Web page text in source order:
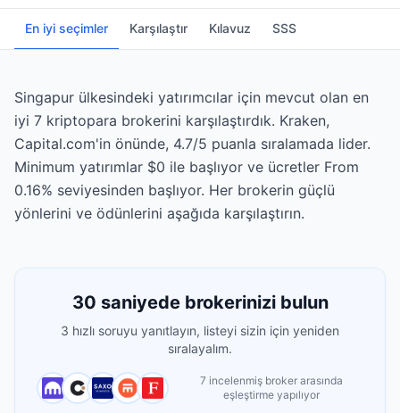
En iyi seçimler Karşılaştır Kılavuz SSS
Singapur ülkesindeki yatırımcılar için mevcut olan en
iyi 7 kriptopara brokerini karşılaştırdık. Kraken,
Capital.com'in önünde, 4.7/5 puanla sıralamada lider.
Minimum yatırımlar $0 ile başlıyor ve ücretler From
0.16% seviyesinden başlıyor. Her brokerin güçlü
yönlerini ve ödünlerini aşağıda karşılaştırın.
30 saniyede brokerinizi bulun
3 hızlı soruyu yanıtlayın, listeyi sizin için yeniden
sıralayalım.
7 incelenmiş broker arasında
eşleştirme yapılıyor